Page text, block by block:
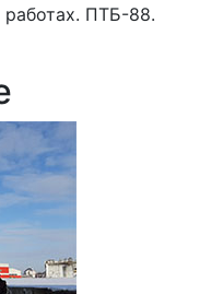
работах. ПТБ-88.